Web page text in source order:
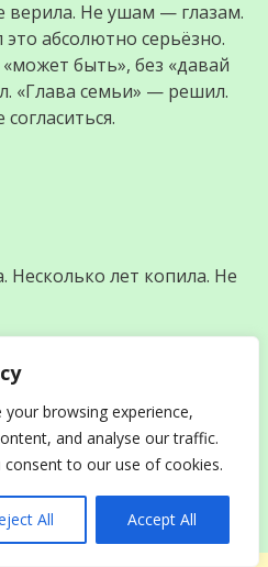
browsing experience,
and analyse our traffic.
consent to our use of cookies.
All Accept All
верила. Не ушам — глазам.
абсолютно серьёзно.
быть», без «давай
«Глава семьи» — решил.
лет копила. Не
пять провалов за